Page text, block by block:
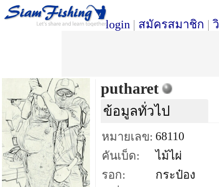
login | สมัครสมาชิก |
putharet
ข้อมูลทั่วไป
หมายเลข: 68110
คันเบ็ด:
ไม้ไผ่
รอก:
กระป๋อง